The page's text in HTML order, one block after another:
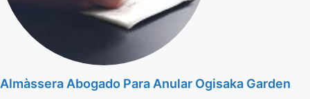
Almàssera Abogado Para Anular Ogisaka Garden